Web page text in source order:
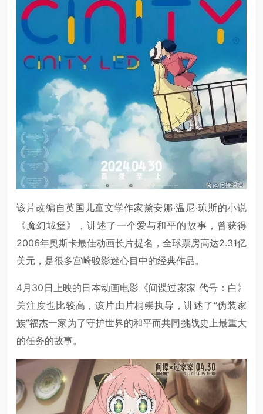
该片改编自英国儿童文学作家黛安娜·温尼·琼斯的小说
《魔幻城堡》，讲述了一个爱与和平的故事，曾获得
2006年奥斯卡最佳动画长片提名，全球票房高达2.31亿
美元，是很多宫崎骏影迷心目中的经典作品。
4月30日上映的日本动画电影《间谍过家家 代号：白》
关注度也比较高，该片由片桐崇执导，讲述了“伪装家
族”福杰一家为了守护世界的和平而共同挑战史上最重大
的任务的故事。